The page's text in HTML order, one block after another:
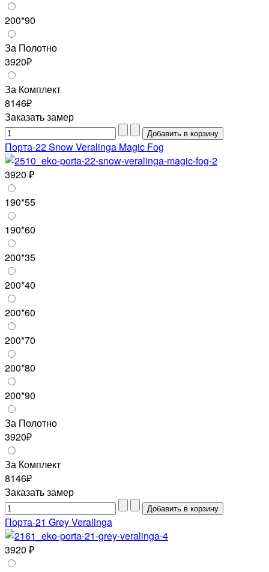
200*90
За Полотно
3920₽
За Комплект
8146₽
Заказать замер
Порта-22 Snow Veralinga Magic Fog
3920 ₽
190*55
190*60
200*35
200*40
200*60
200*70
200*80
200*90
За Полотно
3920₽
За Комплект
8146₽
Заказать замер
Порта-21 Grey Veralinga
3920 ₽